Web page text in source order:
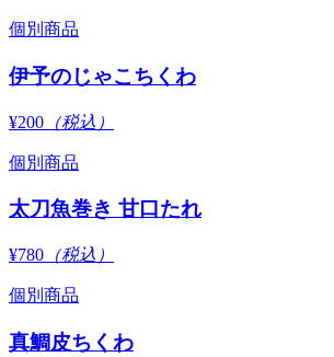
個別商品
伊予のじゃこちくわ
¥200 （税込）
個別商品
太刀魚巻き 甘口たれ
¥780 （税込）
個別商品
真鯛皮ちくわ